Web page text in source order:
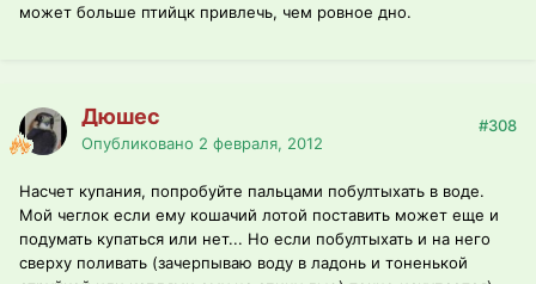
может больше птийцк привлечь, чем ровное дно.
Дюшес
Опубликовано 2 февраля, 2012
#308
Насчет купания, попробуйте пальцами побултыхать в воде.
Мой чеглок если ему кошачий лотой поставить может еще и
подумать купаться или нет... Но если побултыхать и на него
сверху поливать (зачерпываю воду в ладонь и тоненькой